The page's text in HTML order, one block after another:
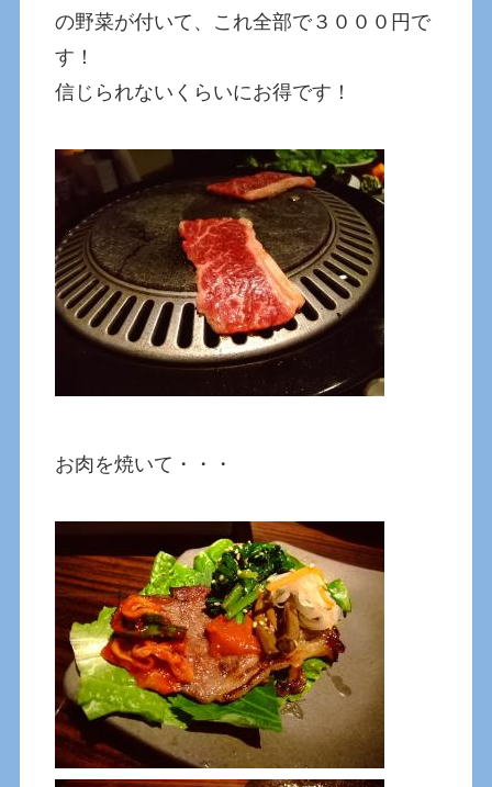
の野菜が付いて、これ全部で３０００円で
す！
信じられないくらいにお得です！
お肉を焼いて・・・